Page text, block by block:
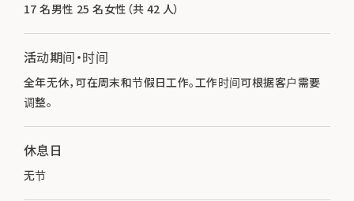
17 名男性 25 名女性（共 42 人）
活动期间・时间
全年无休，可在周末和节假日工作。工作时间可根据客户需要
调整。
休息日
无节